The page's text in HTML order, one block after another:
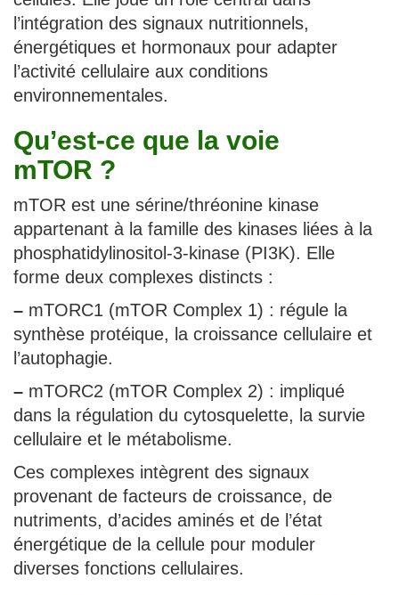
l’intégration des signaux nutritionnels,
énergétiques et hormonaux pour adapter
l’activité cellulaire aux conditions
environnementales.
Qu’est-ce que la voie
mTOR ?
mTOR est une sérine/thréonine kinase
appartenant à la famille des kinases liées à la
phosphatidylinositol-3-kinase (PI3K). Elle
forme deux complexes distincts :
– mTORC1 (mTOR Complex 1) : régule la
synthèse protéique, la croissance cellulaire et
l’autophagie.
– mTORC2 (mTOR Complex 2) : impliqué
dans la régulation du cytosquelette, la survie
cellulaire et le métabolisme.
Ces complexes intègrent des signaux
provenant de facteurs de croissance, de
nutriments, d’acides aminés et de l’état
énergétique de la cellule pour moduler
diverses fonctions cellulaires.